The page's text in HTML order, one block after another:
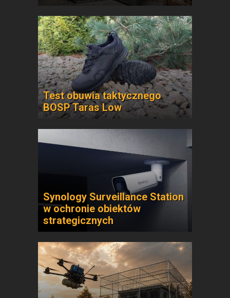
Test obuwia taktycznego
BOSP Taras Low
Synology Surveillance Station
w ochronie obiektów
strategicznych